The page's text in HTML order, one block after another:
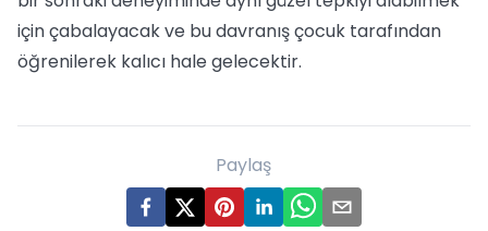
için çabalayacak ve bu davranış çocuk tarafından
öğrenilerek kalıcı hale gelecektir.
Paylaş